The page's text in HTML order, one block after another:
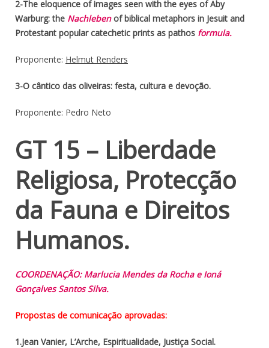
2-The eloquence of images seen with the eyes of Aby
Warburg: the Nachlebenof biblical metaphors in Jesuit and
Protestant popular catechetic prints as pathos formula.
Proponente: Helmut Renders
3-O cântico das oliveiras: festa, cultura e devoção.
Proponente: Pedro Neto
GT 15 – Liberdade
Religiosa, Protecção
da Fauna e Direitos
Humanos.
COORDENAÇÃO: Marlucia Mendes da Rocha e Ioná
Gonçalves Santos Silva.
Propostas de comunicação aprovadas:
1.Jean Vanier, L’Arche, Espiritualidade, Justiça Social.